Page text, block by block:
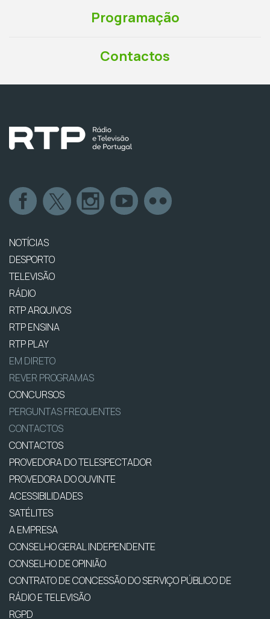
Programação
Contactos
NOTÍCIAS
DESPORTO
TELEVISÃO
RÁDIO
RTP ARQUIVOS
RTP ENSINA
RTP PLAY
EM DIRETO
REVER PROGRAMAS
CONCURSOS
PERGUNTAS FREQUENTES
CONTACTOS
CONTACTOS
PROVEDORA DO TELESPECTADOR
PROVEDORA DO OUVINTE
ACESSIBILIDADES
SATÉLITES
A EMPRESA
CONSELHO GERAL INDEPENDENTE
CONSELHO DE OPINIÃO
CONTRATO DE CONCESSÃO DO SERVIÇO PÚBLICO DE
RÁDIO E TELEVISÃO
RGPD